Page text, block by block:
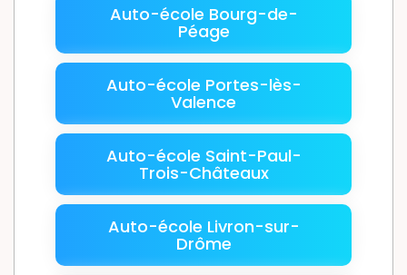
Auto-école Bourg-de-
Péage
Auto-école Portes-lès-
Valence
Auto-école Saint-Paul-
Trois-Châteaux
Auto-école Livron-sur-
Drôme